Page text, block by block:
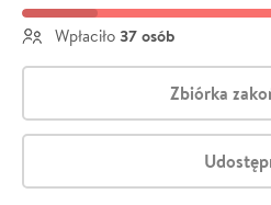
Wpłaciło 37 osób
Zbiórka